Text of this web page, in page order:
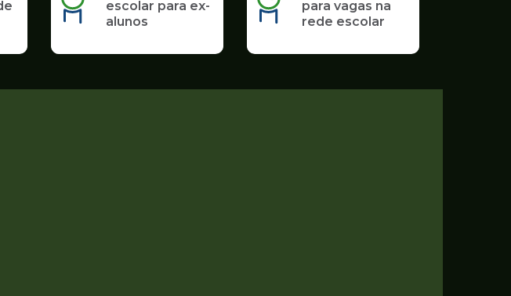
escolar para ex-
alunos
para vagas na
rede escolar